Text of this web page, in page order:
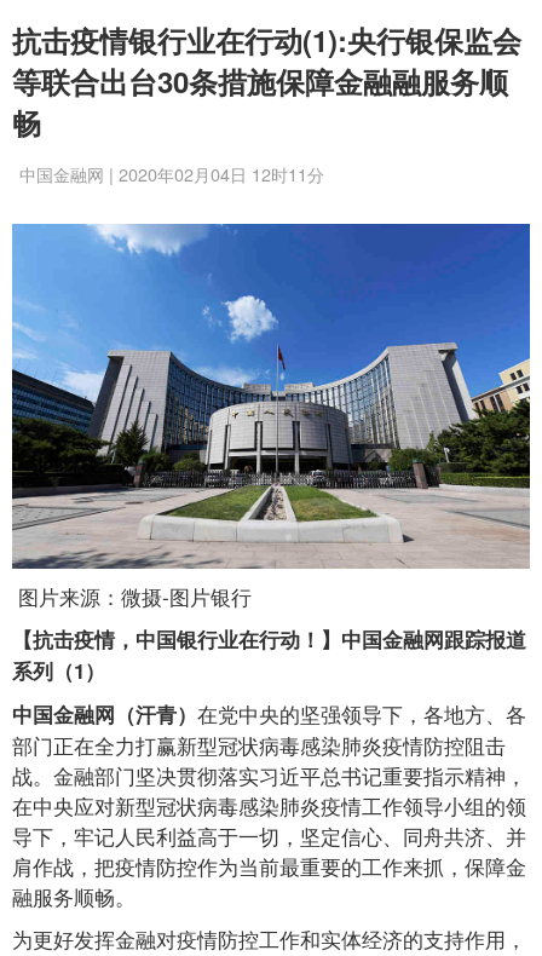
抗击疫情银行业在行动(1):央行银保监会
等联合出台30条措施保障金融融服务顺
畅
中国金融网 | 2020年02月04日 12时11分
图片来源：微摄-图片银行
【抗击疫情，中国银行业在行动！】中国金融网跟踪报道
系列（1）
中国金融网（汗青） 在党中央的坚强领导下，各地方、各
部门正在全力打赢新型冠状病毒感染肺炎疫情防控阻击
战。金融部门坚决贯彻落实习近平总书记重要指示精神，
在中央应对新型冠状病毒感染肺炎疫情工作领导小组的领
导下，牢记人民利益高于一切，坚定信心、同舟共济、并
肩作战，把疫情防控作为当前最重要的工作来抓，保障金
融服务顺畅。
为更好发挥金融对疫情防控工作和实体经济的支持作用，